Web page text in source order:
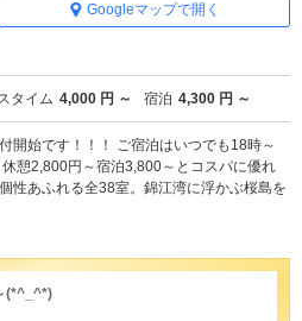
Googleマップで開く
タイム 4,000 円 ～ 宿泊 4,300 円 ～
開始です！！！ ご宿泊はいつでも18時～
憩2,800円～宿泊3,800～とコスパに優れ
性あふれる全38室。錦江湾に浮かぶ桜島を
(*^_^*)